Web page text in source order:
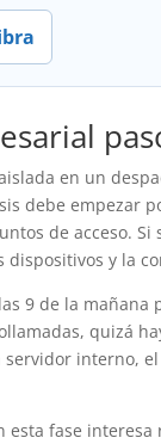
en un
debe empezar
de acceso. Si
y la
9 de la mañana
quizá
interno,
esta fase